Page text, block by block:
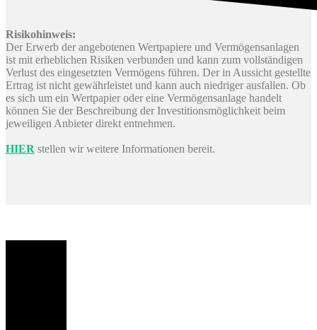
Risikohinweis:
Der Erwerb der angebotenen Wertpapiere und Vermögensanlagen
ist mit erheblichen Risiken verbunden und kann zum vollständigen
Verlust des eingesetzten Vermögens führen. Der in Aussicht gestellte
Ertrag ist nicht gewährleistet und kann auch niedriger ausfallen. Ob
es sich um ein Wertpapier oder eine Vermögensanlage handelt
können Sie der Beschreibung der Investitionsmöglichkeit beim
jeweiligen Anbieter direkt entnehmen.
HIER stellen wir weitere Informationen bereit.